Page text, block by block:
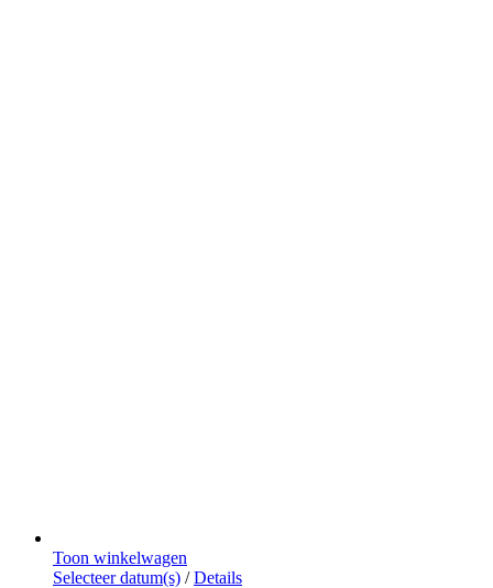
Toon winkelwagen
Selecteer datum(s) Dit
/ Details